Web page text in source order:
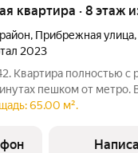
квартира · 8 этаж
, Прибрежная улица,
2023
Квартира полностью с
пешком от метро.
видеонаблюдение.
65.00 м².